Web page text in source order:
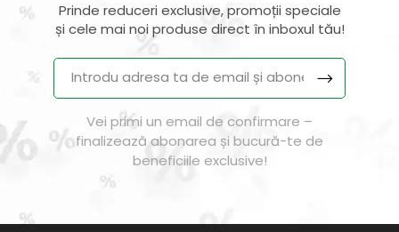
Prinde reduceri exclusive, promoții speciale
și cele mai noi produse direct în inboxul tău!
Vei primi un email de confirmare –
finalizează abonarea și bucură-te de
beneficiile exclusive!